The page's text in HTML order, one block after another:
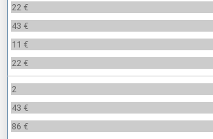
22 €
43 €
11 €
22 €
2
43 €
86 €